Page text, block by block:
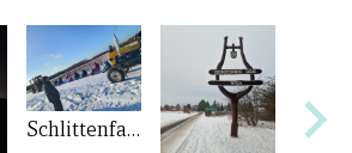
Schlittenfahrt im Februar 2024 in Biedrzychowice Dolne